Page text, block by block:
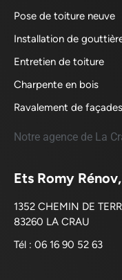
Pose de toiture neuve
Installation de
Entretien de toiture
Charpente en bois
Ravalement de façades
Notre agence de La
Ets Romy
1352 CHEMIN DE
83260 LA CRAU
Tél : 06 16 90 52 63